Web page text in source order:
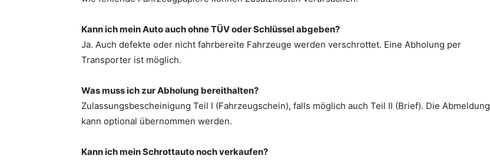
Kann ich mein Auto auch ohne TÜV oder Schlüssel abgeben?
Ja. Auch defekte oder nicht fahrbereite Fahrzeuge werden verschrottet. Eine Abholung per
Transporter ist möglich.
Was muss ich zur Abholung bereithalten?
Zulassungsbescheinigung Teil I (Fahrzeugschein), falls möglich auch Teil II (Brief). Die Abmeldung
kann optional übernommen werden.
Kann ich mein Schrottauto noch verkaufen?